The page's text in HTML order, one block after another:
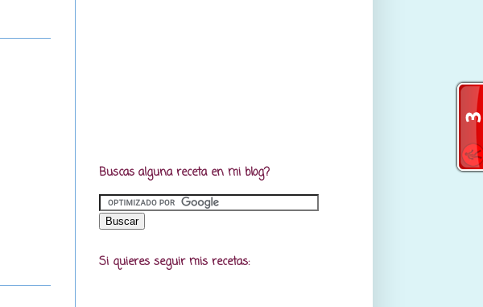
Buscas alguna receta en mi blog?
Si quieres seguir mis recetas: